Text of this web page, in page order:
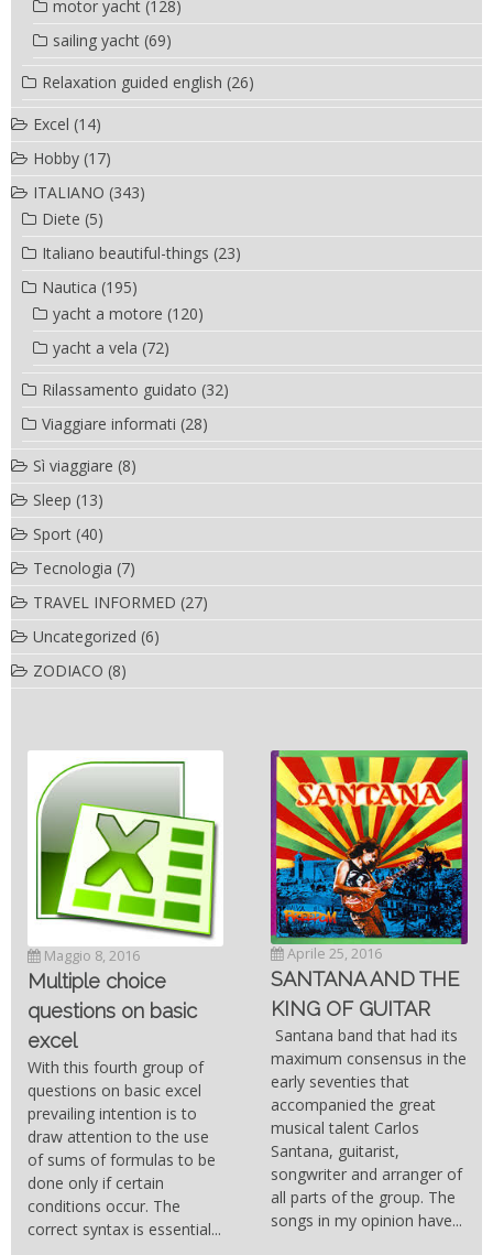
motor yacht (128)
sailing yacht (69)
Relaxation guided english (26)
Excel (14)
Hobby (17)
ITALIANO (343)
Diete (5)
Italiano beautiful-things (23)
Nautica (195)
yacht a motore (120)
yacht a vela (72)
Rilassamento guidato (32)
Viaggiare informati (28)
Sì viaggiare (8)
Sleep (13)
Sport (40)
Tecnologia (7)
TRAVEL INFORMED (27)
Uncategorized (6)
ZODIACO (8)
Maggio 8, 2016
Multiple choice
questions on basic
excel
With this fourth group of
questions on basic excel
prevailing intention is to
draw attention to the use
of sums of formulas to be
done only if certain
conditions occur. The
correct syntax is essential...
Aprile 25, 2016
SANTANA AND THE
KING OF GUITAR
Santana band that had its
maximum consensus in the
early seventies that
accompanied the great
musical talent Carlos
Santana, guitarist,
songwriter and arranger of
all parts of the group. The
songs in my opinion have...